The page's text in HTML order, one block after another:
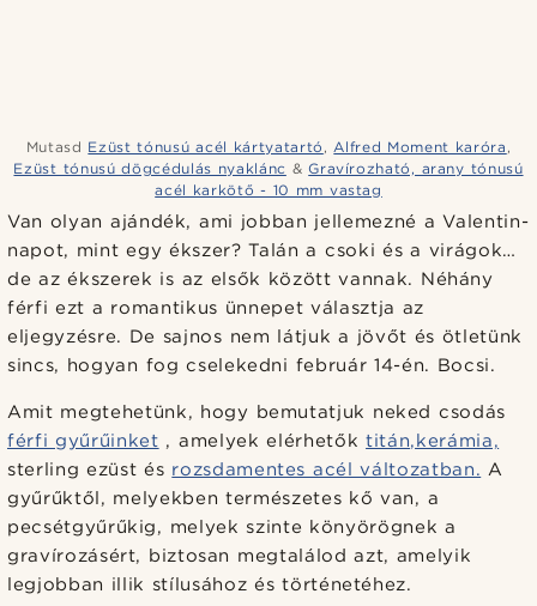
Mutasd Ezüst tónusú acél kártyatartó ,Alfred Moment karóra ,
Ezüst tónusú dögcédulás nyaklánc &Gravírozható, arany tónusú
acél karkötő - 10 mm vastag
Van olyan ajándék, ami jobban jellemezné a Valentin-
napot, mint egy ékszer? Talán a csoki és a virágok…
de az ékszerek is az elsők között vannak. Néhány
férfi ezt a romantikus ünnepet választja az
eljegyzésre. De sajnos nem látjuk a jövőt és ötletünk
sincs, hogyan fog cselekedni február 14-én. Bocsi.
Amit megtehetünk, hogy bemutatjuk neked csodás
férfi gyűrűinket , amelyek elérhetőktitán, kerámia,
sterling ezüst és rozsdamentes acél változatban. A
gyűrűktől, melyekben természetes kő van, a
pecsétgyűrűkig, melyek szinte könyörögnek a
gravírozásért, biztosan megtalálod azt, amelyik
legjobban illik stílusához és történetéhez.